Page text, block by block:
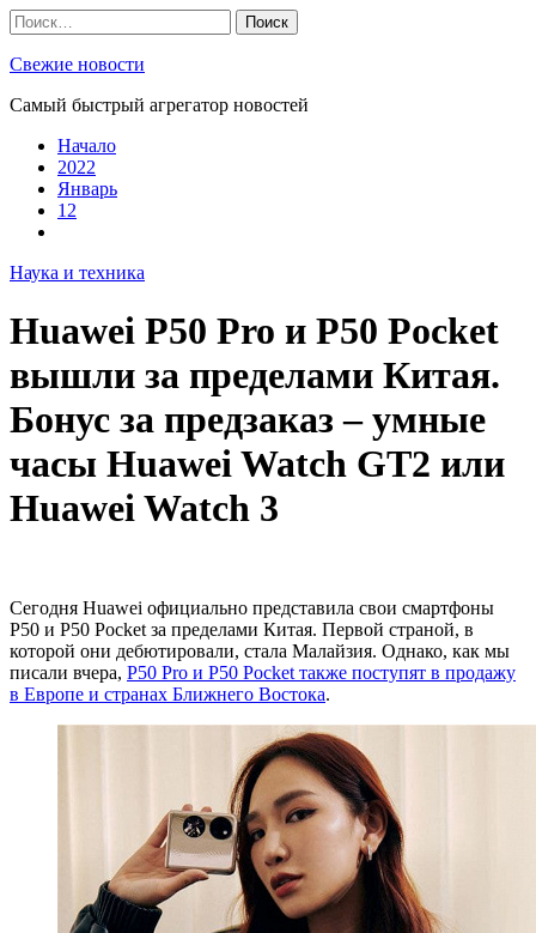
Skip
to
content
Найти:
Свежие новости
Самый быстрый агрегатор новостей
Начало
2022
Январь
12
Наука и техника
Huawei P50 Pro и P50 Pocket
вышли за пределами Китая.
Бонус за предзаказ – умные
часы Huawei Watch GT2 или
Huawei Watch 3
Сегодня Huawei официально представила свои смартфоны
P50 и P50 Pocket за пределами Китая. Первой страной, в
которой они дебютировали, стала Малайзия. Однако, как мы
писали вчера, P50 Pro и P50 Pocket также поступят в продажу
в Европе и странах Ближнего Востока.